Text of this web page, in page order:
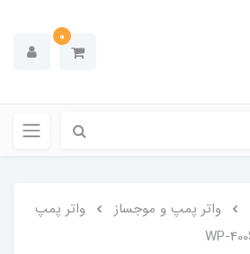
0
واتر پمپ و موجساز
واتر پمپ